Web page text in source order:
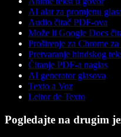
AI alat za promjenu
Audio čitač PDF-ova
Može li Google Docs
Proširenje za Chrome
Pretvaranje hindskog
Čitanje PDF-a naglas
AI generator glasova
Texto a Voz
Leitor de Texto
Pogledajte na drugim